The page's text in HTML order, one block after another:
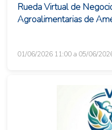
Rueda Virtual de
Agroalimentarias de
01/06/2026 11:00 a 05/06/